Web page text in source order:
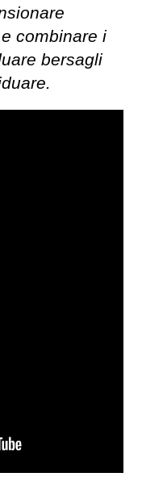
combinare i
bersagli